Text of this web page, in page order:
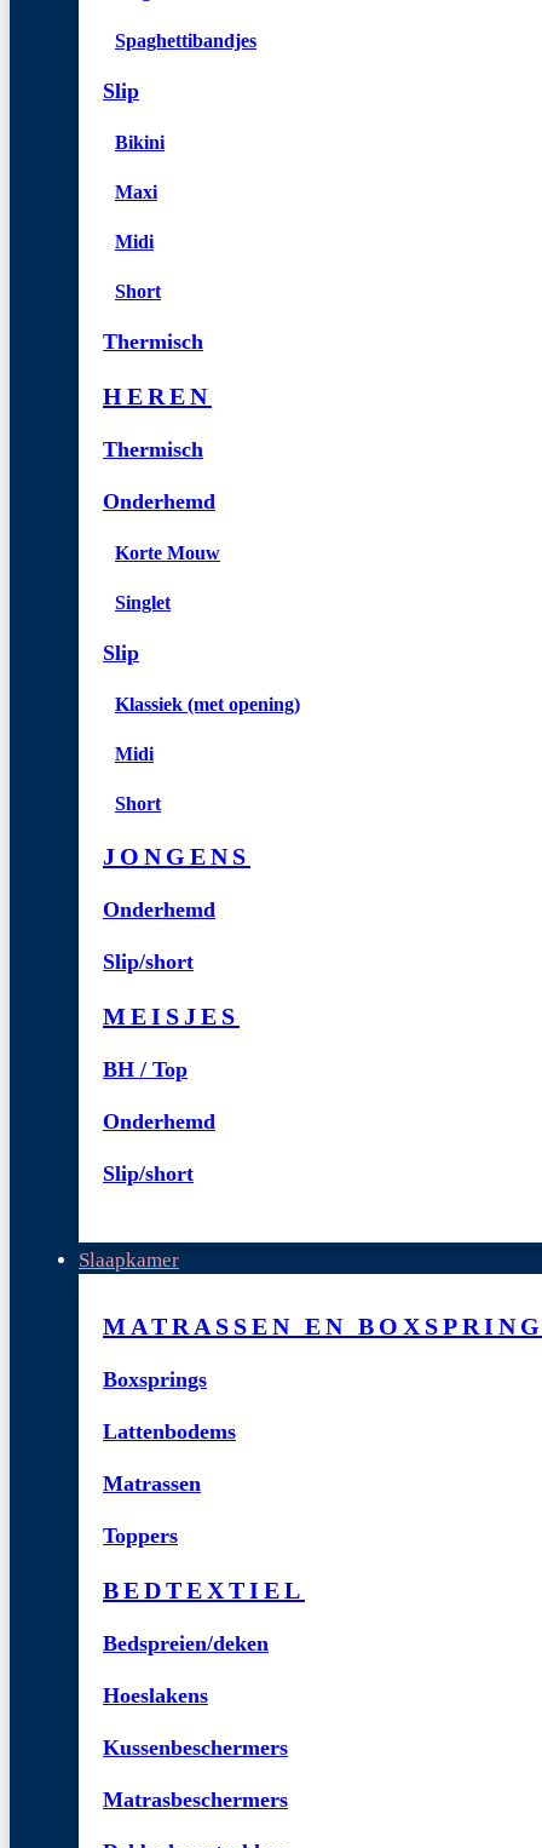
Spaghettibandjes
Slip
Bikini
Maxi
Midi
Short
Thermisch
HEREN
Thermisch
Onderhemd
Korte Mouw
Singlet
Slip
Klassiek (met opening)
Midi
Short
JONGENS
Onderhemd
Slip/short
MEISJES
BH / Top
Onderhemd
Slip/short
Slaapkamer
MATRASSEN EN
Boxsprings
Lattenbodems
Matrassen
Toppers
BEDTEXTIEL
Bedspreien/deken
Hoeslakens
Kussenbeschermers
Matrasbeschermers